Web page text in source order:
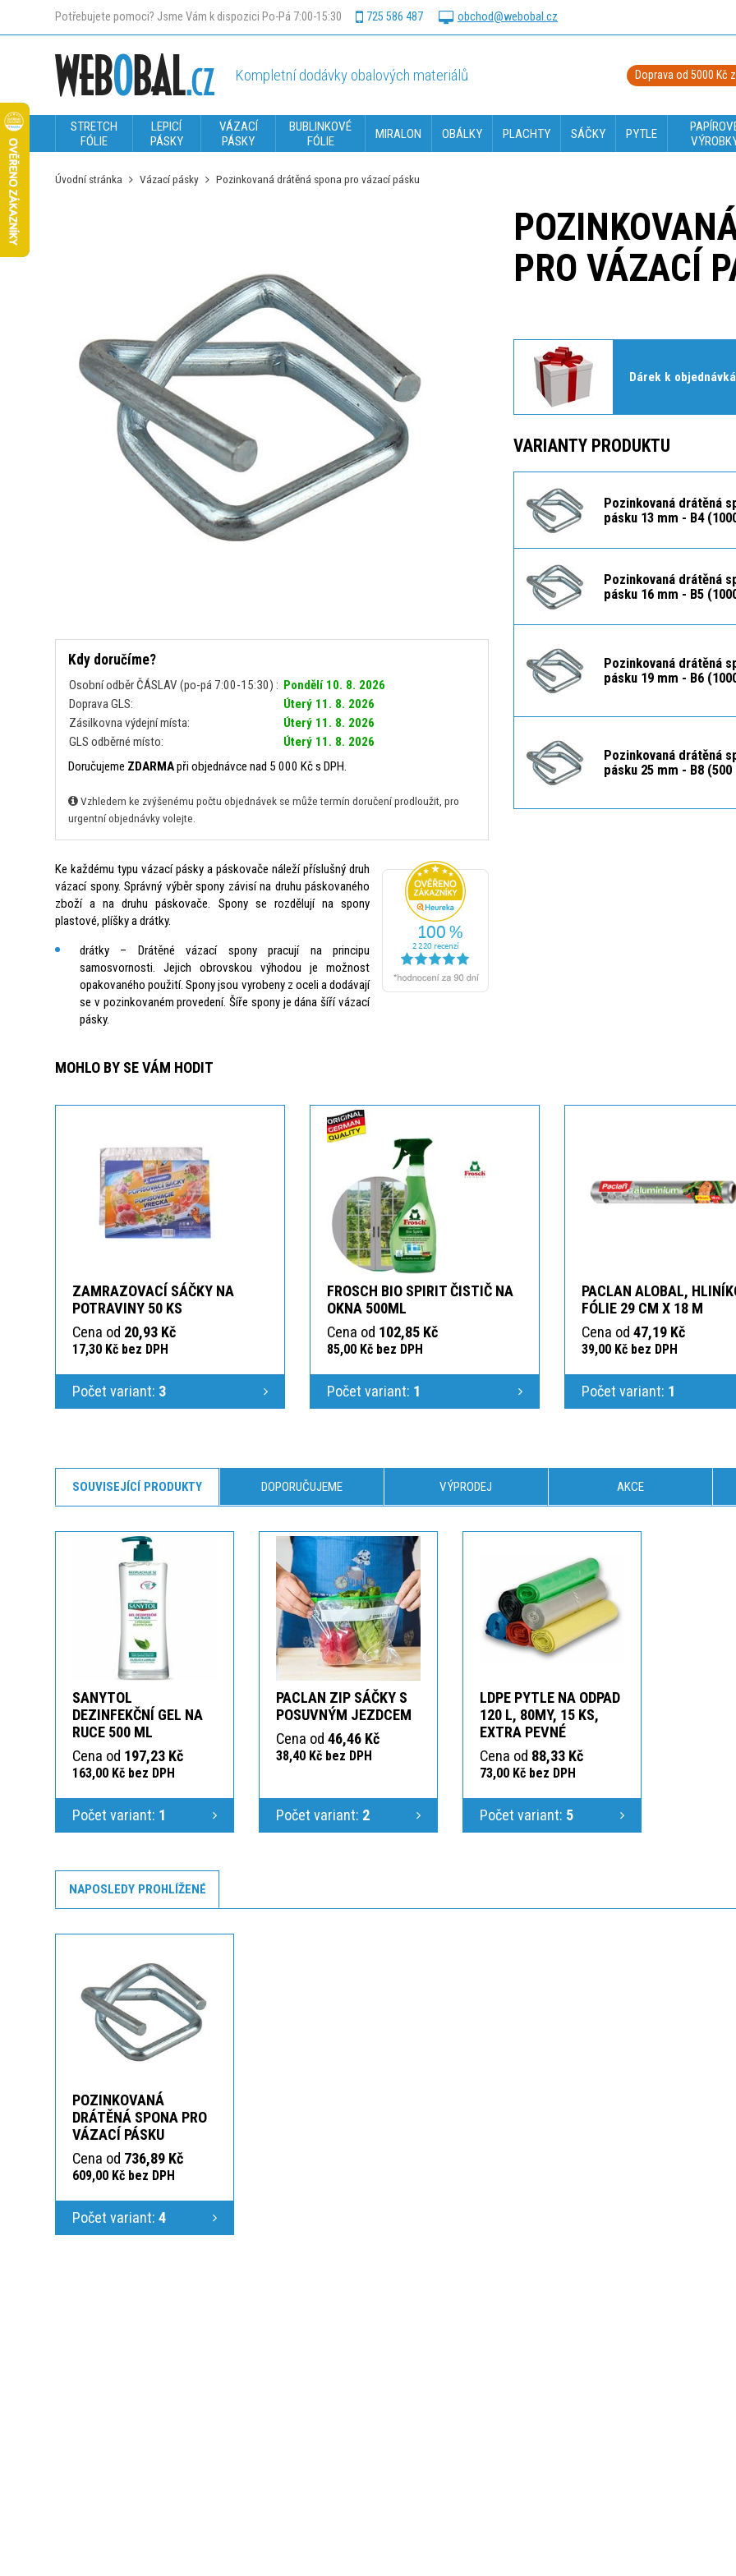
Potřebujete pomoci? Jsme Vám k dispozici Po-Pá 7:00-15:30 725 586 487 obchod@webobal.cz
Kompletní dodávky obalových materiálů Doprava od 5000 Kč
STRETCH
FÓLIE
LEPICÍ
PÁSKY
VÁZACÍ
PÁSKY
BUBLINKOVÉ
FÓLIE
MIRALON OBÁLKY PLACHTY SÁČKY PYTLE
Úvodní stránka Vázací pásky Pozinkovaná drátěná spona pro vázací pásku
Kdy doručíme?
Osobní odběr ČÁSLAV (po-pá 7:00-15:30) : Pondělí 10. 8. 2026
Doprava GLS:
Úterý 11. 8. 2026
Zásilkovna výdejní místa:
Úterý 11. 8. 2026
GLS odběrné místo:
Úterý 11. 8. 2026
Doručujeme ZDARMApři objednávce nad 5 000 Kč s DPH.
Vzhledem ke zvýšenému počtu objednávek se může termín doručení prodloužit, pro
urgentní objednávky volejte.
Ke každému typu vázací pásky a páskovače náleží příslušný druh
vázací spony. Správný výběr spony závisí na druhu páskovaného
zboží a na druhu páskovače. Spony se rozdělují na spony
plastové, plíšky a drátky.
drátky – Drátěné vázací spony pracují na principu
samosvornosti. Jejich obrovskou výhodou je možnost
opakovaného použití. Spony jsou vyrobeny z oceli a dodávají
se v pozinkovaném provedení. Šíře spony je dána šíří vázací
pásky.
PRO VÁZACÍ
Dárek k
VARIANTY PRODUKTU
Pozinkovaná drátěná
pásku 13 mm - B4
Pozinkovaná drátěná
pásku 16 mm - B5
Pozinkovaná drátěná
pásku 19 mm - B6
Pozinkovaná drátěná
pásku 25 mm - B8 (500
MOHLO BY SE VÁM HODIT
ZAMRAZOVACÍ SÁČKY NA
POTRAVINY 50 KS
Cena od 20,93 Kč
17,30 Kč bez DPH
Počet variant: 3
FROSCH BIO SPIRIT ČISTIČ NA
OKNA 500ML
Cena od 102,85 Kč
85,00 Kč bez DPH
Počet variant: 1
PACLAN ALOBAL,
FÓLIE 29 CM X 18 M
Cena od 47,19 Kč
39,00 Kč bez DPH
Počet variant: 1
SOUVISEJÍCÍ PRODUKTY DOPORUČUJEME VÝPRODEJ AKCE
SANYTOL
DEZINFEKČNÍ GEL NA
RUCE 500 ML
Cena od 197,23 Kč
163,00 Kč bez DPH
Počet variant: 1
PACLAN ZIP SÁČKY S
POSUVNÝM JEZDCEM
Cena od 46,46 Kč
38,40 Kč bez DPH
Počet variant: 2
LDPE PYTLE NA ODPAD
120 L, 80MY, 15 KS,
EXTRA PEVNÉ
Cena od 88,33 Kč
73,00 Kč bez DPH
Počet variant: 5
NAPOSLEDY PROHLÍŽENÉ
POZINKOVANÁ
DRÁTĚNÁ SPONA PRO
VÁZACÍ PÁSKU
Cena od 736,89 Kč
609,00 Kč bez DPH
Počet variant: 4